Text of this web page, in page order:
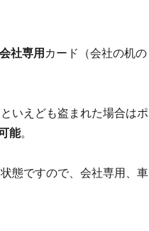
会社専用 カード（会社の机の
いえども盗まれた場合はポ
能。
状態ですので、会社専用、車